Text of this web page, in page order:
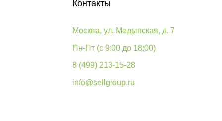
Контакты
Москва, ул. Медынская, д. 7
Пн-Пт (с 9:00 до 18:00)
8 (499) 213-15-28
info@sellgroup.ru